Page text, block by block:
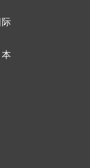
际
本